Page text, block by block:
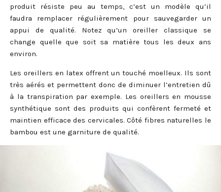
produit résiste peu au temps, c’est un modèle qu’il
faudra remplacer régulièrement pour sauvegarder un
appui de qualité. Notez qu’un oreiller classique se
change quelle que soit sa matière tous les deux ans
environ.
Les oreillers en latex offrent un touché moelleux. Ils sont
très aérés et permettent donc de diminuer l’entretien dû
à la transpiration par exemple. Les oreillers en mousse
synthétique sont des produits qui confèrent fermeté et
maintien efficace des cervicales. Côté fibres naturelles le
bambou est une garniture de qualité.